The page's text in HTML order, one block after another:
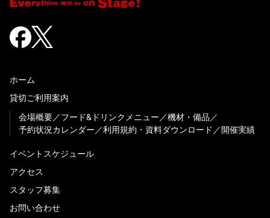
ホーム
貸切ご利用案内
会場概要
フード&ドリンクメニュー
機材・備品
予約状況カレンダー
利用規約・資料ダウンロード 開催実績
イベントスケジュール
アクセス
スタッフ募集
お問い合わせ